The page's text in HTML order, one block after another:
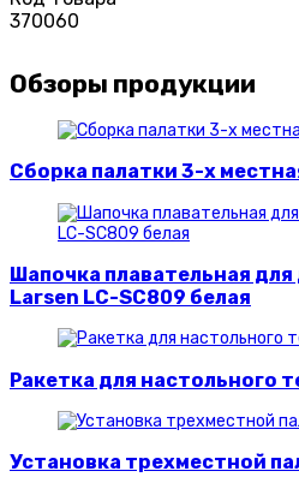
370060
Обзоры продукции
Сборка палатки 3-х
Шапочка плавательная
Larsen LC-SC809 белая
Ракетка для настольного
Установка трехместной